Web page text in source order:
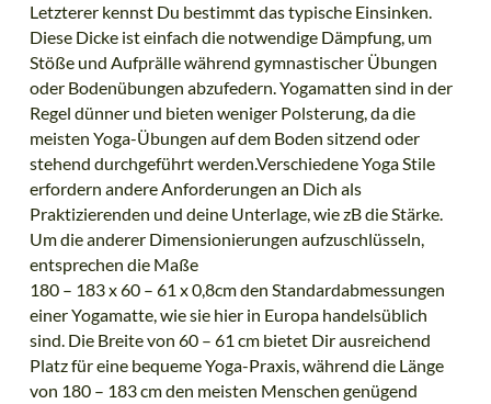
Letzterer kennst Du bestimmt das typische Einsinken.
Diese Dicke ist einfach die notwendige Dämpfung, um
Stöße und Aufprälle während gymnastischer Übungen
oder Bodenübungen abzufedern. Yogamatten sind in der
Regel dünner und bieten weniger Polsterung, da die
meisten Yoga-Übungen auf dem Boden sitzend oder
stehend durchgeführt werden.Verschiedene Yoga Stile
erfordern andere Anforderungen an Dich als
Praktizierenden und deine Unterlage, wie zB die Stärke.
Um die anderer Dimensionierungen aufzuschlüsseln,
entsprechen die Maße
180 – 183 x 60 – 61 x 0,8cm den Standardabmessungen
einer Yogamatte, wie sie hier in Europa handelsüblich
sind. Die Breite von 60 – 61 cm bietet Dir ausreichend
Platz für eine bequeme Yoga-Praxis, während die Länge
von 180 – 183 cm den meisten Menschen genügend